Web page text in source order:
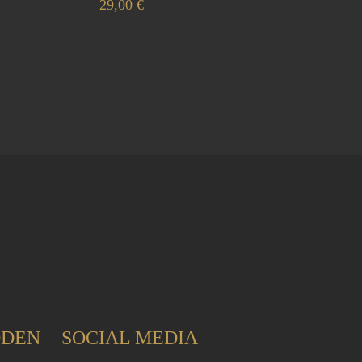
29,00 €
SOCIAL MEDIA